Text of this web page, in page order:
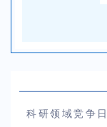
科研领域竞争